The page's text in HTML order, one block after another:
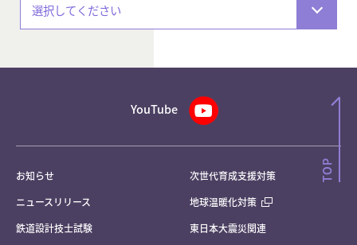
選択してください
YouTube
お知らせ
ニュースリリース
鉄道設計技士試験
次世代育成支援対策
地球温暖化対策
東日本大震災関連